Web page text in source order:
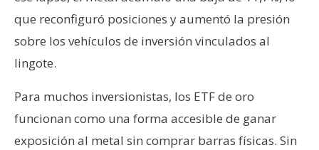
o
n
a
c
t
que reconfiguró posiciones y aumentó la presión
sobre los vehículos de inversión vinculados al
lingote.
Para muchos inversionistas, los ETF de oro
funcionan como una forma accesible de ganar
exposición al metal sin comprar barras físicas. Sin